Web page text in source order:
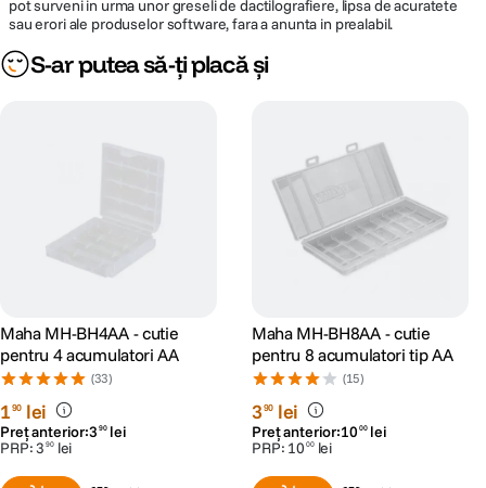
pot surveni in urma unor greseli de dactilografiere, lipsa de acuratete
sau erori ale produselor software, fara a anunta in prealabil.
S-ar putea să-ți placă și
Maha MH-BH4AA - cutie
pentru 4 acumulatori AA
(33)
190 lei
Preț anterior:3 90 lei
PRP:3 90 lei
Maha MH-BH8AA - cutie
pentru 8 acumulatori tip AA
(15)
390 lei
Preț anterior:10 00 lei
PRP: 10 00 lei